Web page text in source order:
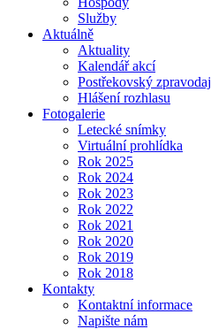
Služby
Aktuálně
Aktuality
Kalendář akcí
Postřekovský zpravodaj
Hlášení rozhlasu
Fotogalerie
Letecké snímky
Virtuální prohlídka
Rok 2025
Rok 2024
Rok 2023
Rok 2022
Rok 2021
Rok 2020
Rok 2019
Rok 2018
Kontakty
Kontaktní informace
Napište nám